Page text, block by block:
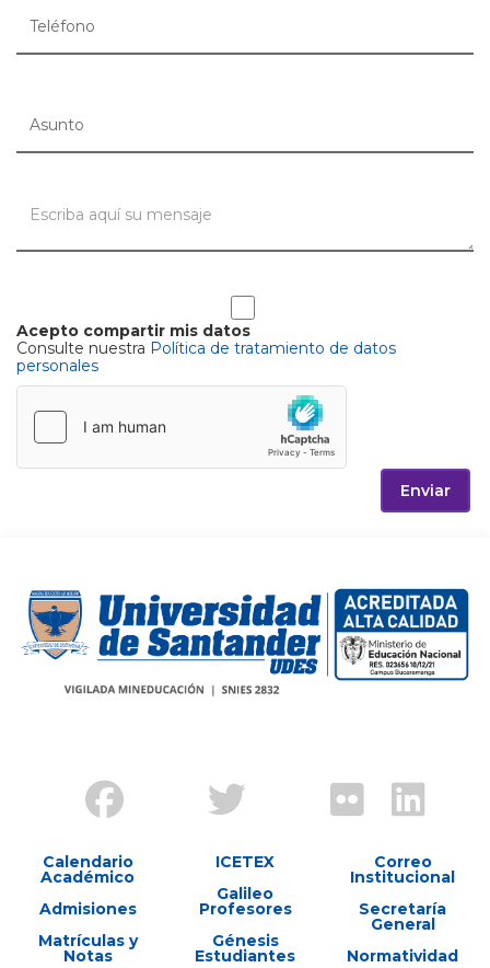
Acepto compartir mis datos
Consulte nuestra Política de tratamiento de datos
personales
Enviar
Calendario
Académico
Admisiones
Matrículas y
Notas
ICETEX
Galileo
Profesores
Génesis
Estudiantes
Correo
Institucional
Secretaría
General
Normatividad